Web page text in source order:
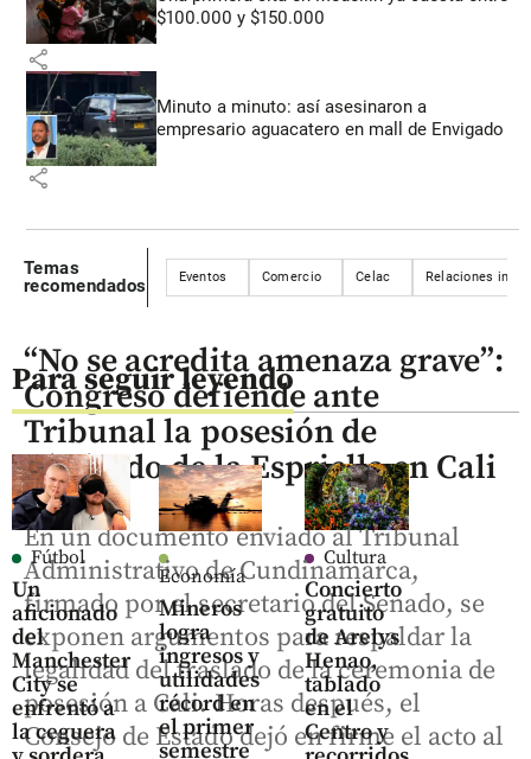
$100.000 y $150.000
share
Minuto a minuto: así asesinaron a
empresario aguacatero en mall de Envigado
share
Temas
recomendados
Eventos Comercio Celac Relaciones
Para seguir leyendo
Fútbol
Un
aficionado
del
Manchester
City se
enfrentó a
la ceguera
Economía
Mineros
logra
ingresos y
utilidades
récord en
el primer
semestre
Cultura
Concierto
gratuito
de Arelys
Henao,
tablado
en el
Centro y
“No se acredita amenaza grave”:
Congreso defiende ante
Tribunal la posesión de
Abelardo de la Espriella en Cali
En un documento enviado al Tribunal
Administrativo de Cundinamarca,
firmado por el secretario del Senado, se
exponen argumentos para respaldar la
legalidad del traslado de la ceremonia de
posesión a Cali. Horas después, el
Consejo de Estado dejó en firme el acto al